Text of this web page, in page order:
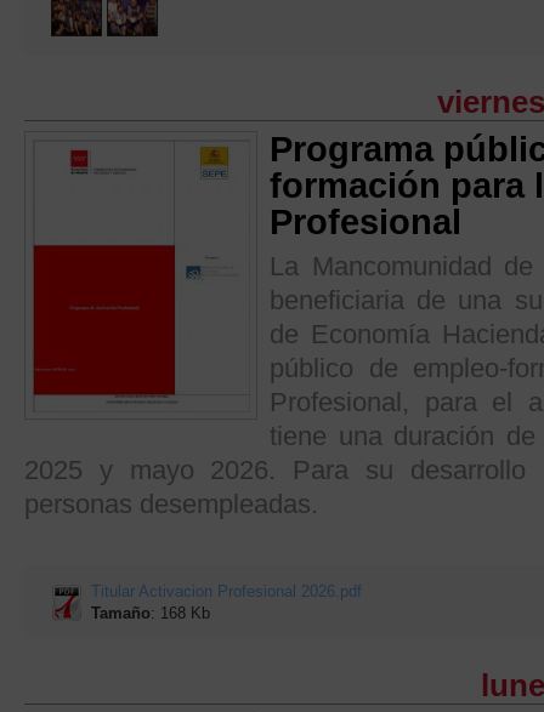
Programa
formación para
Profesional
La Mancomunidad
beneficiaria de una
de Economía
público de empleo-
Profesional, para el
tiene una duración
2025 y mayo 2026. Para su
personas desempleadas.
Titular Activacion Profesional 2026.pdf
Tamaño: 168 Kb